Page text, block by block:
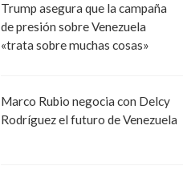
Trump asegura que la campaña
de presión sobre Venezuela
«trata sobre muchas cosas»
Marco Rubio negocia con Delcy
Rodríguez el futuro de Venezuela